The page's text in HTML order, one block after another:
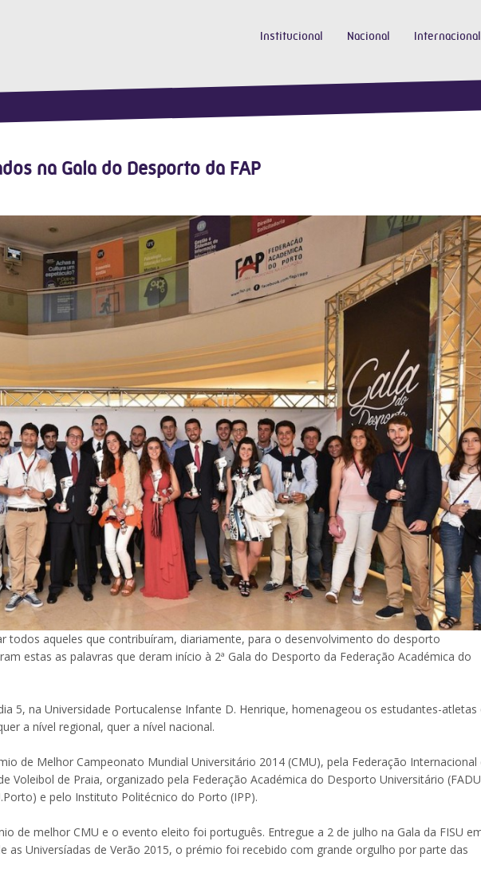
Institucional Nacional Internacional
na Gala do Desporto da FAP
todos aqueles que contribuíram, diariamente, para o desenvolvimento do desporto
estas as palavras que deram início à 2ª Gala do Desporto da Federação Académica do
5, na Universidade Portucalense Infante D. Henrique, homenageou os estudantes-atletas
a nível regional, quer a nível nacional.
de Melhor Campeonato Mundial Universitário 2014 (CMU), pela Federação Internacional
Voleibol de Praia, organizado pela Federação Académica do Desporto Universitário
e pelo Instituto Politécnico do Porto (IPP).
de melhor CMU e o evento eleito foi português. Entregue a 2 de julho na Gala da FISU
as Universíadas de Verão 2015, o prémio foi recebido com grande orgulho por parte das